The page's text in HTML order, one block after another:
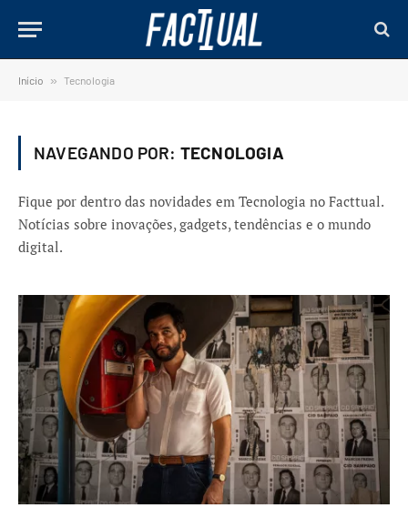
Início » Tecnologia
NAVEGANDO POR: TECNOLOGIA
Fique por dentro das novidades em Tecnologia no Facttual.
Notícias sobre inovações, gadgets, tendências e o mundo
digital.